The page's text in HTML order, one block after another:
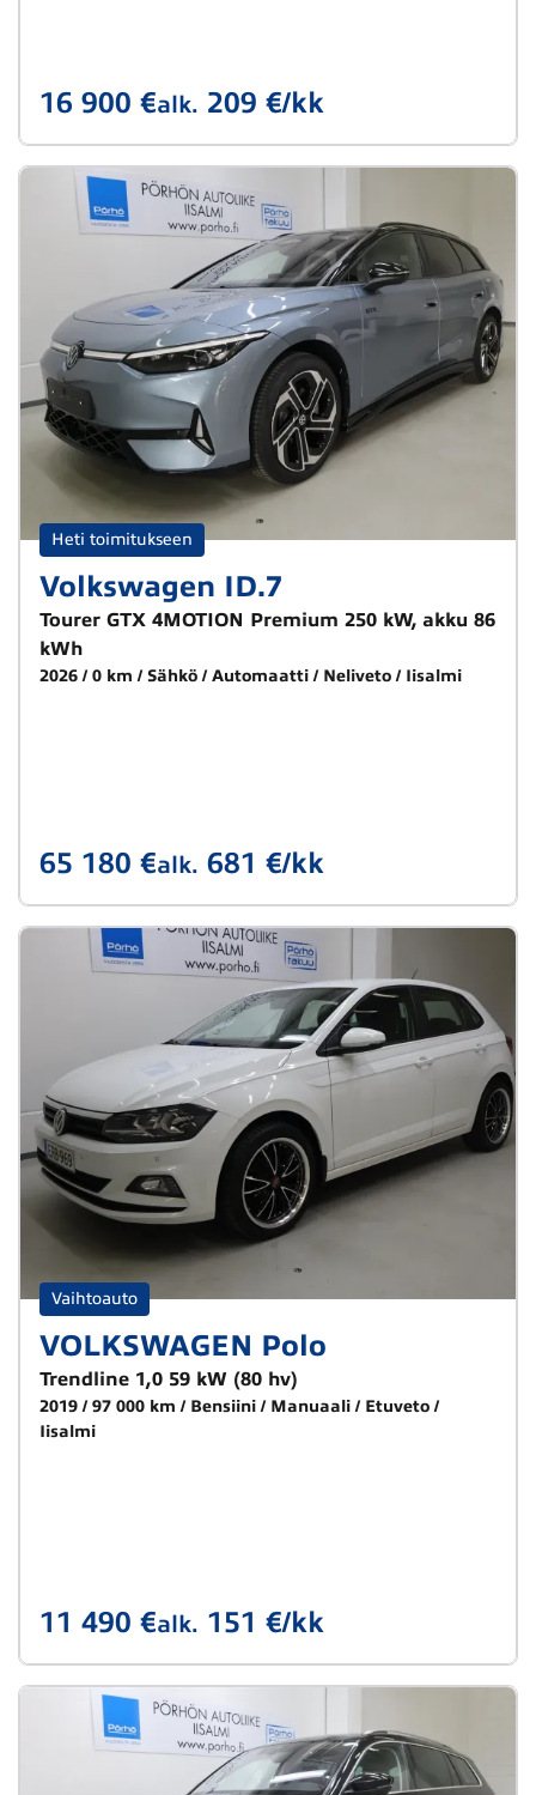
16 900 €alk. 209 €/kk
Heti toimitukseen
Volkswagen ID.7
Tourer GTX 4MOTION Premium 250 kW, akku 86
kWh
2026 0 km Sähkö Automaatti Neliveto Iisalmi
65 180 €alk. 681 €/kk
Vaihtoauto
VOLKSWAGEN Polo
Trendline 1,0 59 kW (80 hv)
2019 97 000 km Bensiini Manuaali
Etuveto
Iisalmi
11 490 €alk. 151 €/kk